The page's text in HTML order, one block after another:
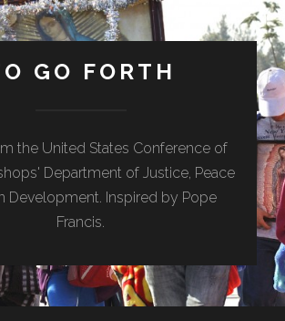
GO FORTH
the United States Conference of
Department of Justice, Peace
Development. Inspired by Pope
Francis.